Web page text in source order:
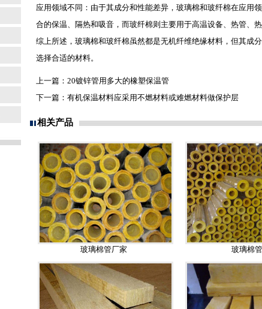
应用领域不同：由于其成分和性能差异， 玻璃棉和玻纤棉在应用
合的保温、隔热和吸音，而玻纤棉则主要用于高温设备、热管、
综上所述，玻璃棉和玻纤棉虽然都是无机纤维绝缘材料，但其成
选择合适的材料。
上一篇： 20镀锌管用多大的橡塑保温管
下一篇： 有机保温材料应采用不燃材料或难燃材料做保护层
相关产品
玻璃棉管厂家 玻璃棉